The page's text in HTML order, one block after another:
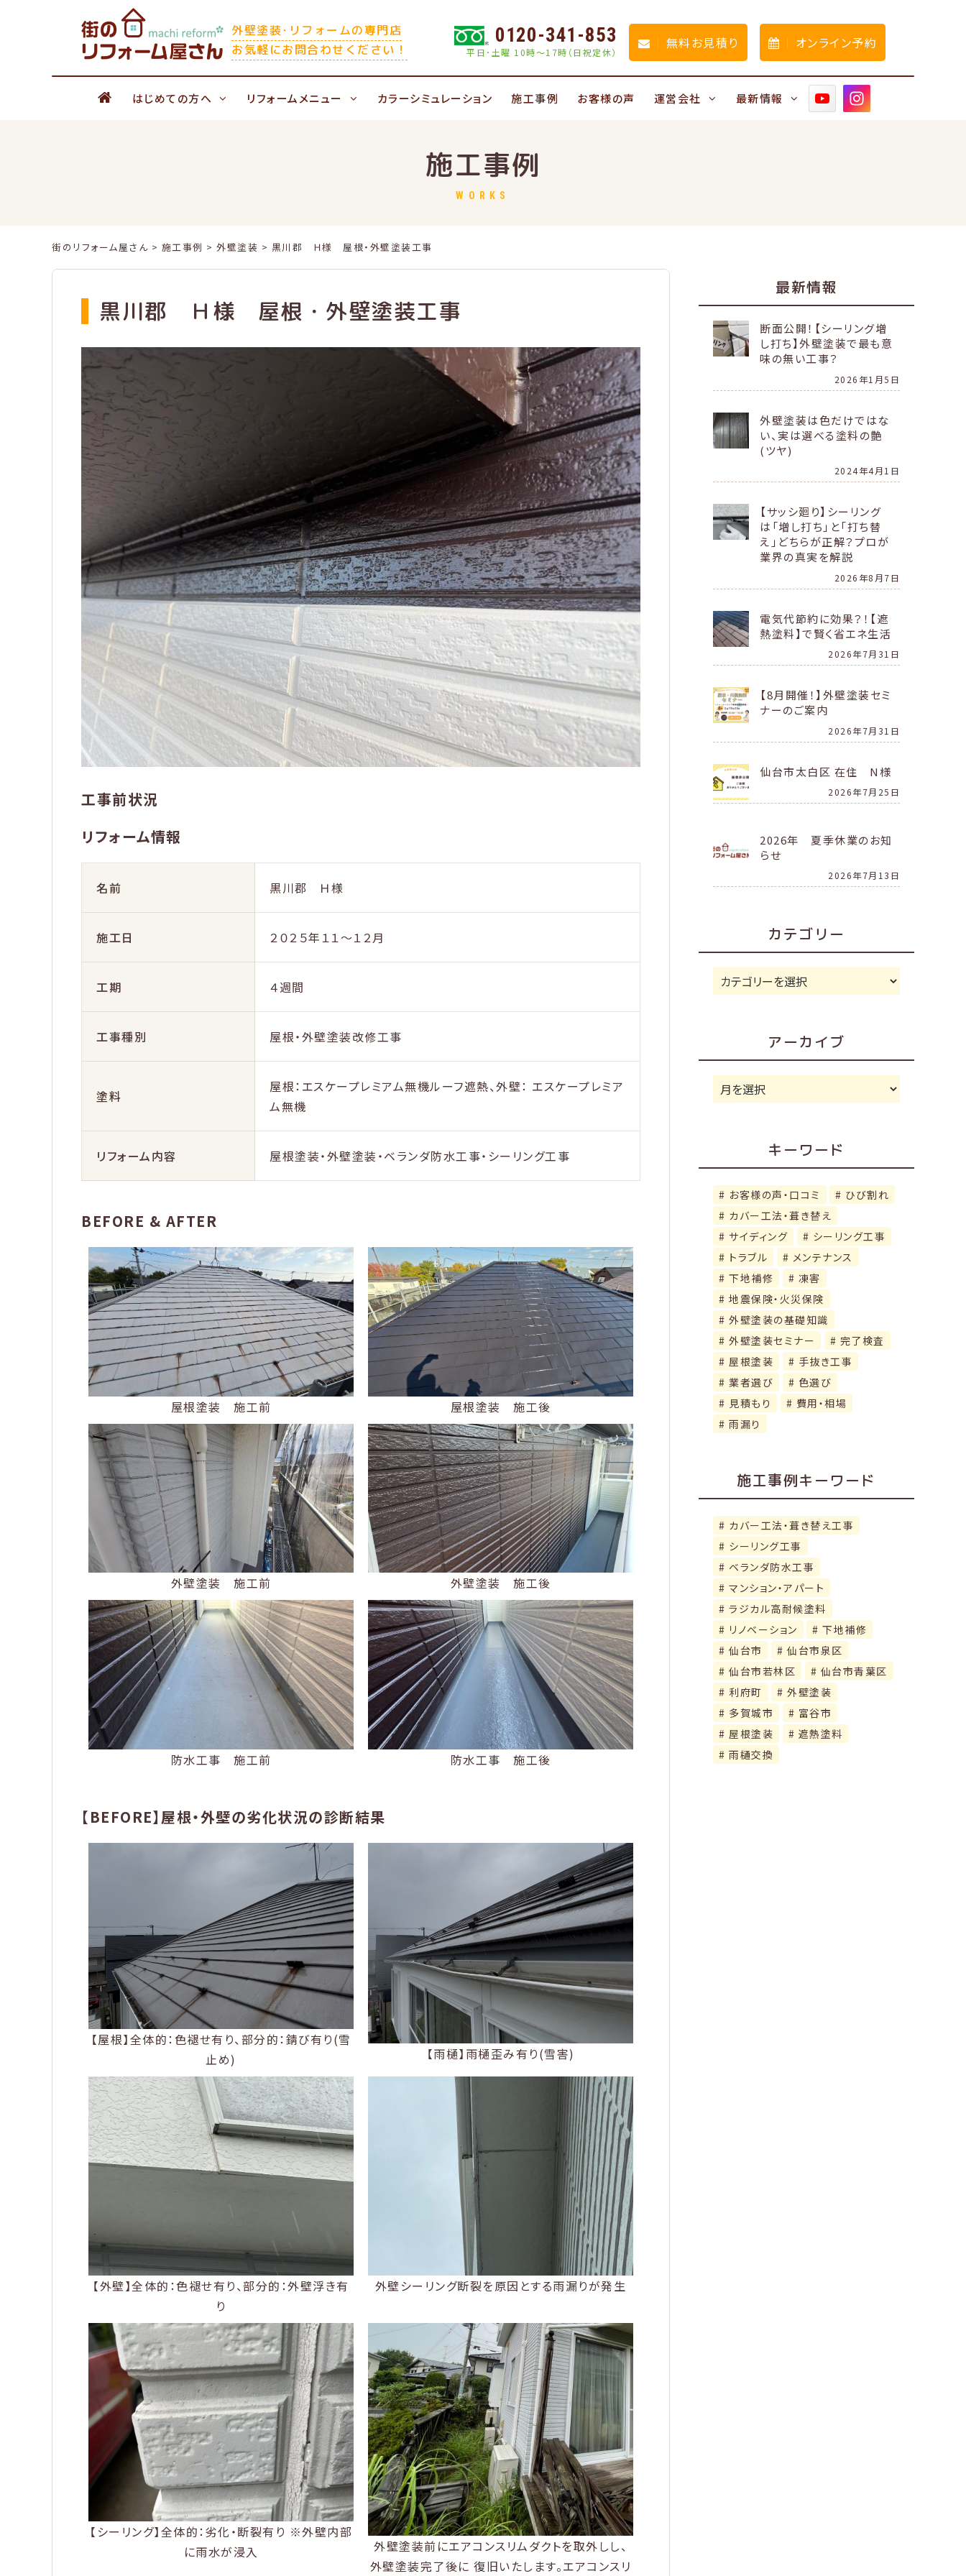
0120-341-853
平日･土曜 10時〜17時（日祝定休）
無料お見積り オンライン予約
外壁塗装･リフォームの専門店
お気軽にお問合わせください！
はじめての方へ リフォームメニュー カラーシミュレーション 施工事例 お客様の声 運営会社 最新情報
施工事例
WORKS
街のリフォーム屋さん > 施工事例 > 外壁塗装 > 黒川郡 Ｈ様 屋根・外壁塗装工事
黒川郡 Ｈ様 屋根・外壁塗装工事
工事前状況
リフォーム情報
名前 黒川郡 Ｈ様
施工日 ２０２５年１１～１２月
工期 ４週間
工事種別 屋根・外壁塗装改修工事
塗料
屋根：エスケープレミアム無機ルーフ遮熱、外壁： エスケープレミア
ム無機
リフォーム内容 屋根塗装・外壁塗装・ベランダ防水工事・シーリング工事
BEFORE & AFTER
屋根塗装 施工前 屋根塗装 施工後
外壁塗装 施工前 外壁塗装 施工後
防水工事 施工前 防水工事 施工後
【BEFORE】屋根・外壁の劣化状況の診断結果
【屋根】全体的：色褪せ有り、部分的：錆び有り(雪
止め)
【雨樋】雨樋歪み有り(雪害)
【外壁】全体的：色褪せ有り、部分的：外壁浮き有
り
外壁シーリング断裂を原因とする雨漏りが発生
【シーリング】全体的：劣化・断裂有り ※外壁内部
に雨水が浸入
外壁塗装前にエアコンスリムダクトを取外しし、
外壁塗装完了後に 復旧いたします。エアコンスリ
最新情報
断面公開！【シーリング増
し打ち】外壁塗装で最も意
味の無い工事？
2026年1月5日
外壁塗装は色だけではな
い、実は選べる塗料の艶
(ツヤ)
2024年4月1日
【サッシ廻り】シーリング
は「増し打ち」と「打ち替
え」どちらが正解？プロが
業界の真実を解説
2026年8月7日
電気代節約に効果？！【遮
熱塗料】で賢く省エネ生活
2026年7月31日
【8月開催！】外壁塗装セミ
ナーのご案内
2026年7月31日
仙台市太白区 在住 N様
2026年7月25日
2026年 夏季休業のお知
らせ
2026年7月13日
カテゴリー
カ
テ
アーカイブ
ア
ー
キーワード
お客様の声・口コミ
ひび割れ
カバー工法・葺き替え
サイディング
シーリング工事
トラブル
メンテナンス
下地補修
凍害
地震保険・火災保険
外壁塗装の基礎知識
外壁塗装セミナー
完了検査
屋根塗装
手抜き工事
業者選び
色選び
見積もり
費用・相場
雨漏り
施工事例キーワード
カバー工法・葺き替え工事
シーリング工事
ベランダ防水工事
マンション・アパート
ラジカル高耐候塗料
リノベーション
下地補修
仙台市
仙台市泉区
仙台市若林区
仙台市青葉区
利府町
外壁塗装
多賀城市
富谷市
屋根塗装
遮熱塗料
雨樋交換